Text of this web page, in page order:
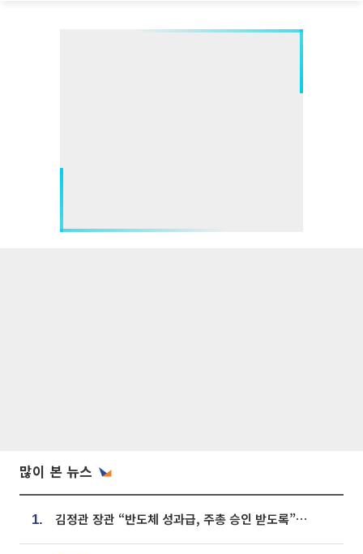
많이 본 뉴스
1. 김정관 장관 “반도체 성과급, 주총 승인 받도록”…상법·자본시장법 개정 시사